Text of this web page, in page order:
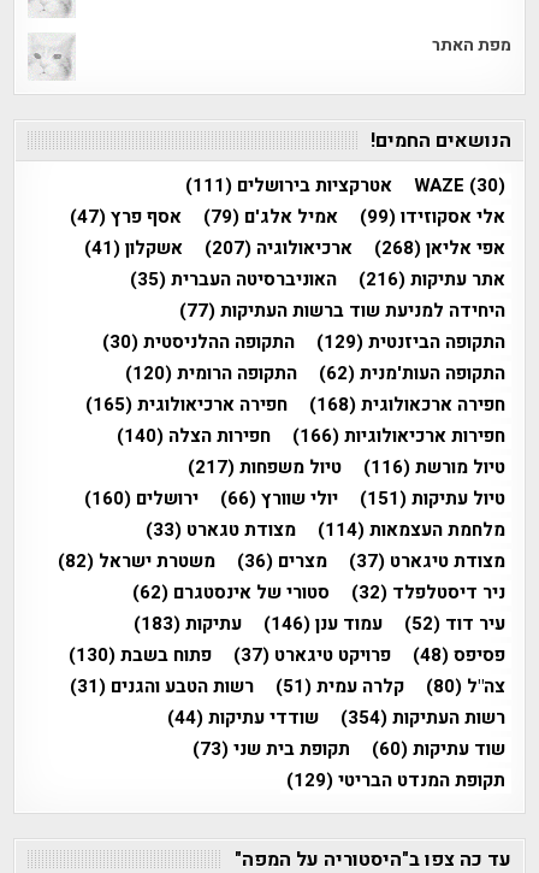
מפת האתר
הנושאים החמים!
WAZE (30) אטרקציות בירושלים (111)
אלי אסקוזידו(99) אמיל אלג'ם (79) אסף פרץ(47)
אפי אליאן(268) ארכיאולוגיה (207) אשקלון(41)
אתר עתיקות(216) האוניברסיטה העברית(35)
היחידה למניעת שוד ברשות העתיקות(77)
התקופה הביזנטית(129) התקופה ההלניסטית(30)
התקופה העות'מנית(62) התקופה הרומית(120)
חפירה ארכאולוגית(168) חפירה ארכיאולוגית(165)
חפירות ארכיאולוגיות(166) חפירות הצלה (140)
טיול מורשת(116) טיול משפחות(217)
טיול עתיקות(151) יולי שוורץ(66) ירושלים (160)
מלחמת העצמאות(114) מצודת טגארט (33)
מצודת טיגארט (37) מצרים (36) משטרת ישראל (82)
ניר דיסטלפלד (32) סטורי של אינסטגרם (62)
עיר דוד (52) עמוד ענן(146) עתיקות(183)
פסיפס(48) פרויקט טיגארט (37) פתוח בשבת(130)
צה"ל (80) קלרה עמית(51) רשות הטבע והגנים (31)
רשות העתיקות(354) שודדי עתיקות(44)
שוד עתיקות(60) תקופת בית שני(73)
תקופת המנדט הבריטי(129)
עד כה צפו ב"היסטוריה על המפה"